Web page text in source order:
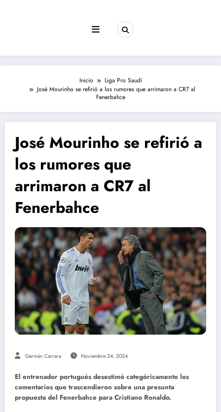
Inicio
Liga Pro Saudí
José Mourinho se refirió a los rumores que arrimaron a CR7 al
Fenerbahce
José Mourinho se refirió a
los rumores que
arrimaron a CR7 al
Fenerbahce
Germán Carrara Noviembre 24, 2024
El entrenador portugués desestimó categóricamente los
comentarios que trascendieron sobre una presunta
propuesta del Fenerbahce para Cristiano Ronaldo.